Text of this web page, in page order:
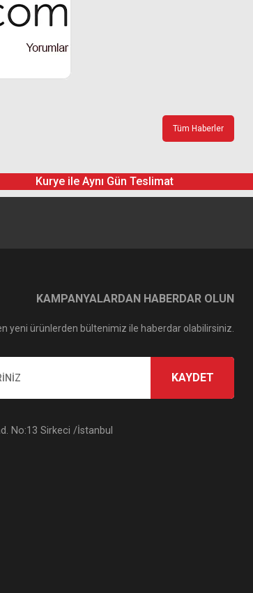
Tüm Haberler
Kurye ile Aynı Gün Teslimat
KAMPANYALARDAN HABERDAR OLUN
yeni ürünlerden bültenimiz ile haberdar olabilirsiniz.
KAYDET
No:13 Sirkeci /İstanbul